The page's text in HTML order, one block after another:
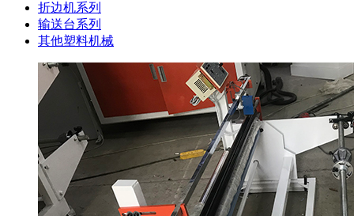
折边机系列
输送台系列
其他塑料机械